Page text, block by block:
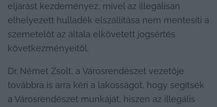
eljárást kezdeményez, mivel az illegálisan
elhelyezett hulladék elszállítása nem mentesíti a
szemetelőt az általa elkövetett jogsértés
következményeitől.
Dr. Német Zsolt, a Városrendészet vezetője
továbbra is arra kéri a lakosságot, hogy segítsék
a Városrendészet munkáját, hiszen az illegális